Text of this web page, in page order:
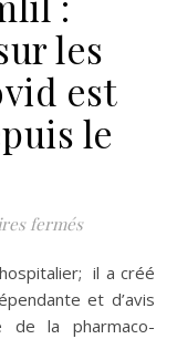
les
est
le
ferméssur Dr
et d’avis
de la pharmaco-